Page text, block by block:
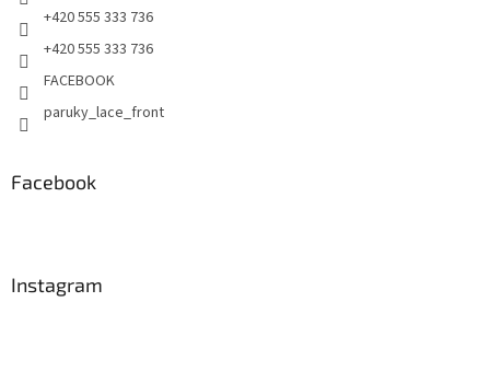
+420 555 333 736
+420 555 333 736
FACEBOOK
paruky_lace_front
Facebook
Instagram